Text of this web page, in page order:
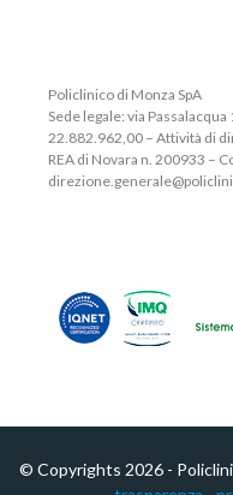
Policlinico di Monza SpA
Sede legale: via
22.882.962,00 – Attività di
REA di Novara n. 200933 –
© Copyrights 2026 -